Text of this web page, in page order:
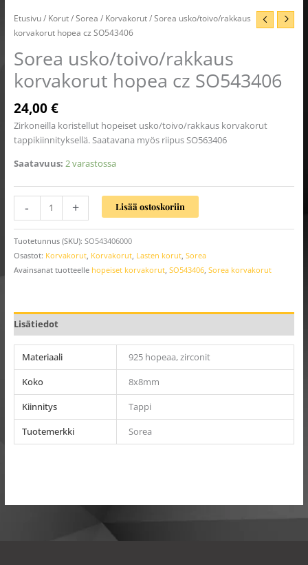
Etusivu/ Korut/Sorea / Korvakorut/ Sorea usko/toivo/rakkaus
korvakorut hopea cz SO543406
Sorea usko/toivo/rakkaus
korvakorut hopea cz SO543406
24,00€
Zirkoneilla koristellut hopeiset usko/toivo/rakkaus korvakorut
tappikiinnityksellä. Saatavana myös riipus SO563406
Saatavuus: 2 varastossa
- + Lisää ostoskoriin
Tuotetunnus (SKU): SO543406000
Osastot: Korvakorut, Korvakorut, Lasten korut, Sorea
Avainsanat tuotteelle hopeiset korvakorut, SO543406, Sorea korvakorut
Lisätiedot
Materiaali
925 hopeaa, zirconit
Koko
8x8mm
Kiinnitys
Tappi
Tuotemerkki
Sorea